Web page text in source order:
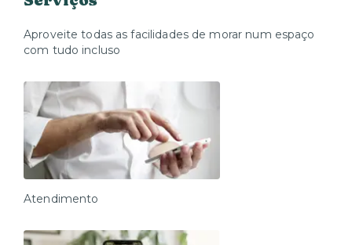
Aproveite todas as facilidades de morar num espaço
com tudo incluso
Atendimento